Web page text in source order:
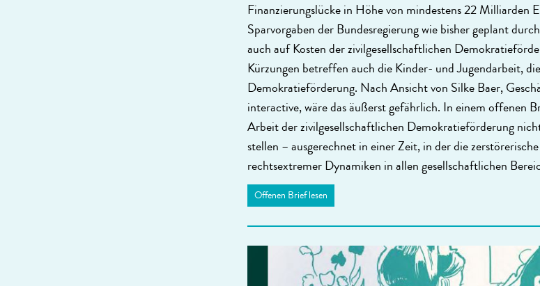
Finanzierungs­lücke in Höhe von mindestens 22 Milliarden
Spar­vorgaben der Bundes­regierung wie bisher geplant
auch auf Kosten der zivilgesell­schaftlichen
Kürzungen betreffen auch die Kinder- und Jugendarbeit,
Demokratie­förderung. Nach Ansicht von Silke Baer,
interactive, wäre das äußerst gefährlich. In einem offenen
Arbeit der zivilgesellschaftlichen Demokratieförderung
stellen – ausgerechnet in einer Zeit, in der die
rechtsextremer Dynamiken in allen gesellschaftlichen
Offenen Brief lesen